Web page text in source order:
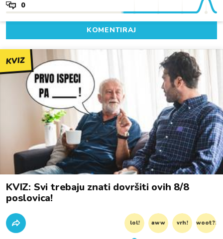
0
KOMENTIRAJ
KVIZ
KVIZ: Svi trebaju znati dovršiti ovih 8/8
poslovica!
lol! aww vrh! woot?!